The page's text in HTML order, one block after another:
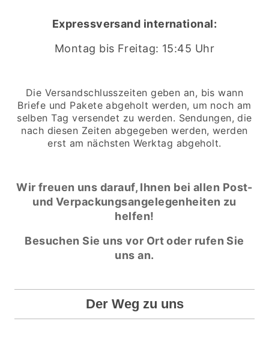
Expressversand international:
Montag bis Freitag: 15:45 Uhr
Die Versandschlusszeiten geben an, bis wann
Briefe und Pakete abgeholt werden, um noch am
selben Tag versendet zu werden. Sendungen, die
nach diesen Zeiten abgegeben werden, werden
erst am nächsten Werktag abgeholt.
Wir freuen uns darauf, Ihnen bei allen Post-
und Verpackungsangelegenheiten zu
helfen!
Besuchen Sie uns vor Ort oder rufen Sie
uns an.
Der Weg zu uns